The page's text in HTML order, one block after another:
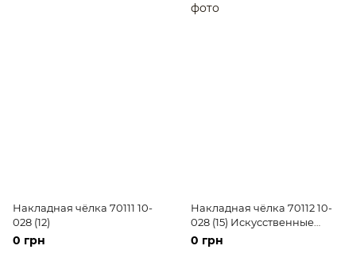
Накладная чёлка 70111 10-
028 (12)
0 грн
Накладная чёлка 70112 10-
028 (15) Искусственные
русые короткие волосы
0 грн